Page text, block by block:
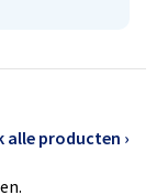
alle producten ›